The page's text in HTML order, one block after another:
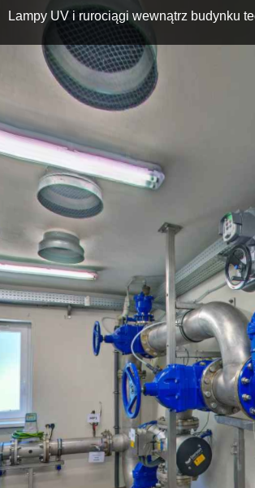
https://
Mapa serwisu
Lampy UV i rurociągi wewnątrz budynku